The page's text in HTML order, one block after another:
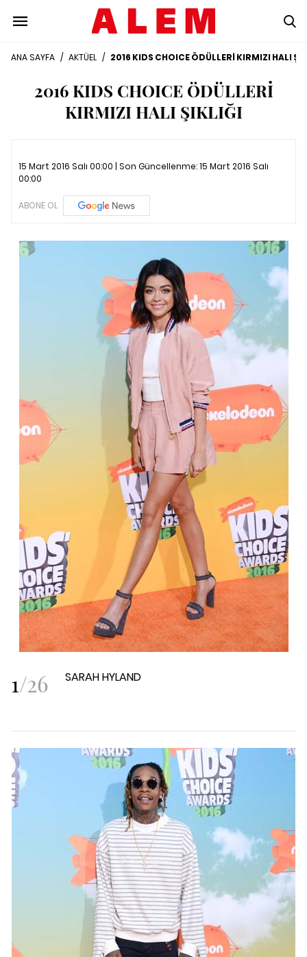
ANA SAYFA / AKTÜEL / 2016 KIDS CHOICE ÖDÜLLERİ KIRMIZI HALI
2016 KIDS CHOICE ÖDÜLLERİ
KIRMIZI HALI ŞIKLIĞI
15 Mart 2016 Salı 00:00 | Son Güncellenme:15 Mart 2016 Salı
00:00
ABONE OL
1/26 SARAH HYLAND